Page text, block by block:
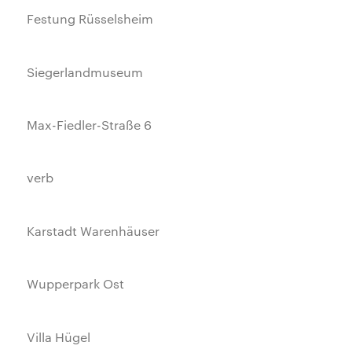
Festung Rüsselsheim
Siegerlandmuseum
Max-Fiedler-Straße 6
verb
Karstadt Warenhäuser
Wupperpark Ost
Villa Hügel